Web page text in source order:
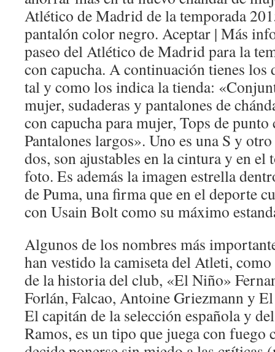
Atlético de Madrid de la temporada
pantalón color negro. Aceptar | Más
paseo del Atlético de Madrid para la
con capucha. A continuación tienes los
tal y como los indica la tienda:
mujer, sudaderas y pantalones de
con capucha para mujer, Tops de
Pantalones largos». Uno es una S y
dos, son ajustables en la cintura y en
foto. Es además la imagen estrella
de Puma, una firma que en el deporte
con Usain Bolt como su máximo
Algunos de los nombres más
han vestido la camiseta del Atleti,
de la historia del club, «El Niño»
Forlán, Falcao, Antoine Griezmann y
El capitán de la selección española y
Ramos, es un tipo que juega con fuego